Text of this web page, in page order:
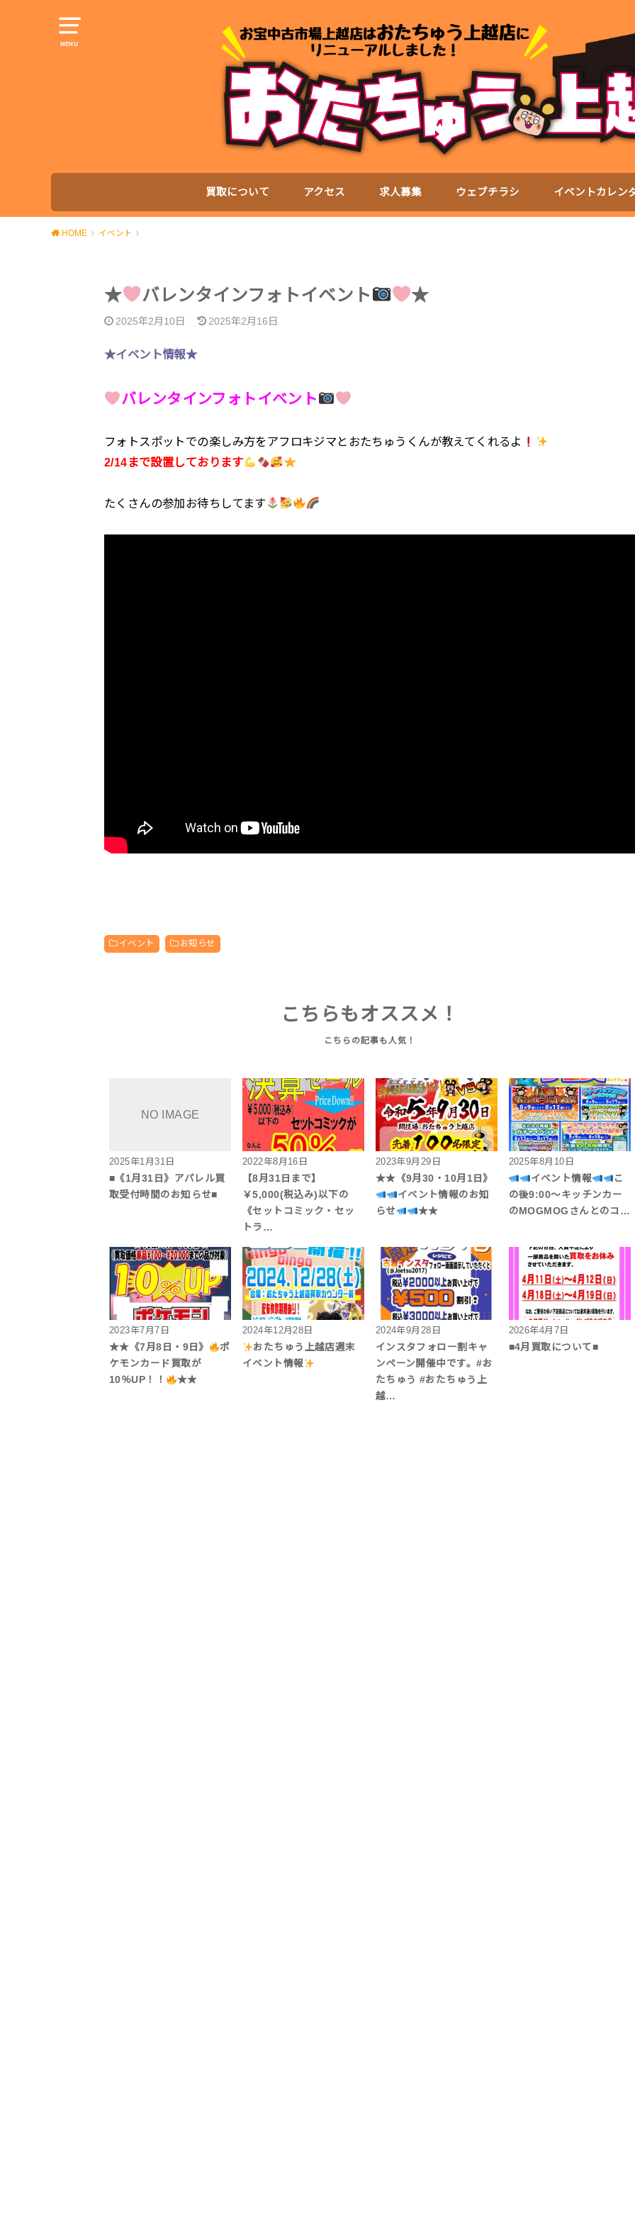
MENU
買取について アクセス 求人募集 ウェブチラシ イベントカレン
HOME イベント
★ バレンタインフォトイベント ★
2025年2月10日 2025年2月16日
★イベント情報★
バレンタインフォトイベント
フォトスポットでの楽しみ方をアフロキジマとおたちゅうくんが教えてくれるよ
2/14まで設置しております
たくさんの参加お待ちしてます
イベント お知らせ
こちらもオススメ！
2025年1月31日
■《1月31日》アパレル買
取受付時間のお知らせ■
2022年8月16日
【8月31日まで】
￥5,000(税込み)以下の
《セットコミック・セッ
トラ…
2023年9月29日
★★《9月30・10月1日》
イベント情報のお知
らせ
★★
2025年8月10日
イベント情報
こ
の後9:00〜キッチンカー
のMOGMOGさんとのコ…
2023年7月7日
★★《7月8日・9日》
ポ
ケモンカード買取が
10％UP！！
★★
2024年12月28日
おたちゅう上越店週末
イベント情報
2024年9月28日
インスタフォロー割キャ
ンペーン開催中です。#お
たちゅう #おたちゅう上
越…
2026年4月7日
■4月買取について■